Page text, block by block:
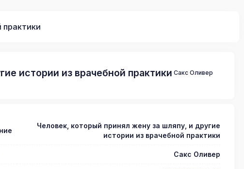
практики
истории из врачебной практики Сакс Оливер
Человек, который принял жену за шляпу, и другие
истории из врачебной практики
Сакс Оливер